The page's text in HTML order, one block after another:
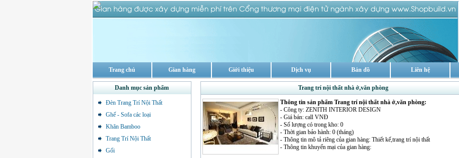
Trang chủ Gian hàng Giới thiệu Dịch vụ Bản đồ Liên hệ
Danh mục sản phẩm
Đèn Trang Trí Nội Thất
Ghế - Sofa các loại
Khăn Bamboo
Trang Trí Nội Thất
Gối
Trang trí nội thất nhà ở,văn phòng
Thông tin sản phẩm Trang trí nội thất nhà ở,văn phòng:
- Công ty: ZENITH INTERIOR DESIGN
- Giá bán: call VNĐ
- Số lượng có trong kho: 0
- Thời gian bảo hành: 0 (tháng)
- Thông tin mô tả riêng của gian hàng: Thiết kế,trang trí nội thất
- Thông tin khuyến mại của gian hàng: